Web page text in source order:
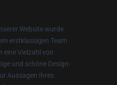
Website wurde
erstklassigen Team
eine Vielzahl von
und schöne Design-
Aussagen Ihres